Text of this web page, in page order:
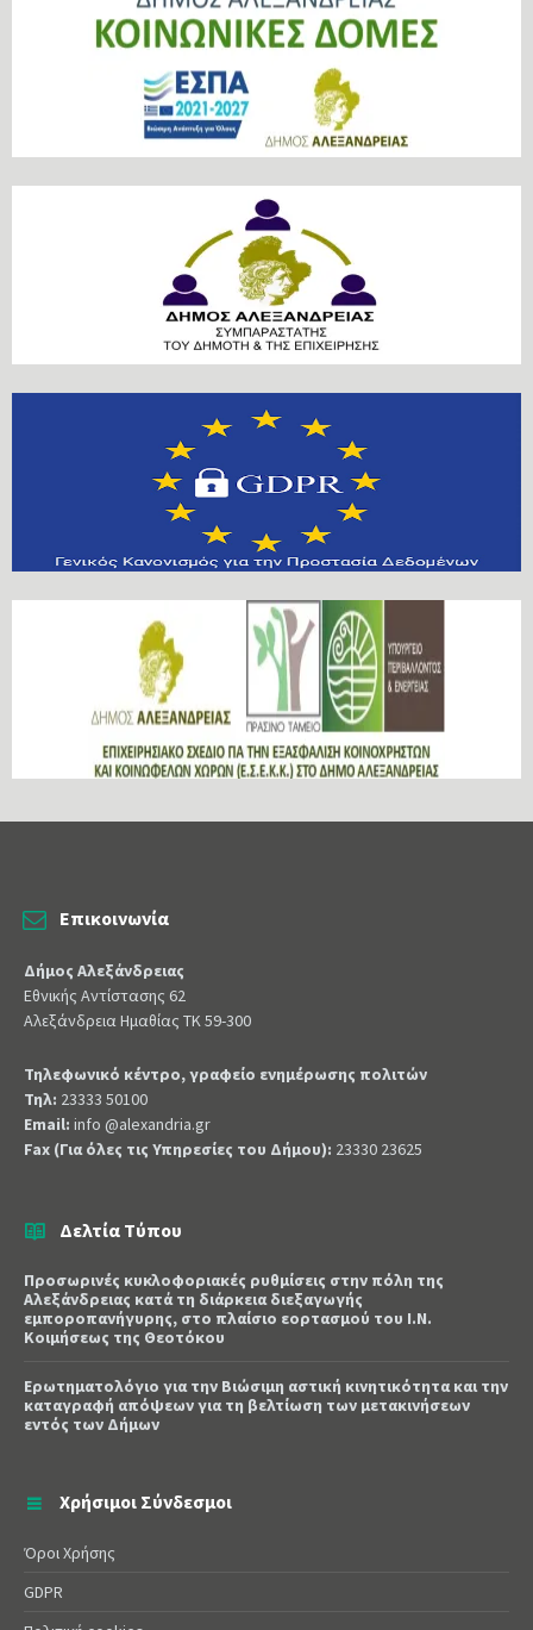
Επικοινωνία
Δήμος Αλεξάνδρειας
Εθνικής Αντίστασης 62
Αλεξάνδρεια Ημαθίας ΤΚ 59-300
Τηλεφωνικό κέντρο, γραφείο ενημέρωσης πολιτών
Τηλ: 23333 50100
Email: info @alexandria.gr
Fax (Για όλες τις Υπηρεσίες του Δήμου): 23330 23625
Δελτία Τύπου
Προσωρινές κυκλοφοριακές ρυθμίσεις στην πόλη της
Αλεξάνδρειας κατά τη διάρκεια διεξαγωγής
εμποροπανήγυρης, στο πλαίσιο εορτασμού του Ι.Ν.
Κοιμήσεως της Θεοτόκου
Ερωτηματολόγιο για την Βιώσιμη αστική κινητικότητα και την
καταγραφή απόψεων για τη βελτίωση των μετακινήσεων
εντός των Δήμων
Χρήσιμοι Σύνδεσμοι
Όροι Χρήσης
GDPR